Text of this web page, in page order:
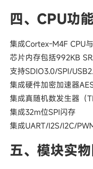
四、CPU功能
集成Cortex-M4F CPU
芯片内存包括992KB
支持SDIO3.0/SPI/
集成硬件加密加速器
集成真随机数发生器（
集成32m位SPI闪存
集成UART/I2S/I2C/
五、模块实